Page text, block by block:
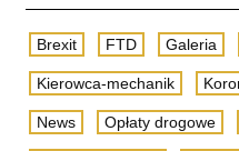
Brexit FTD Galeria
Kierowca-mechanik
News Opłaty drogowe